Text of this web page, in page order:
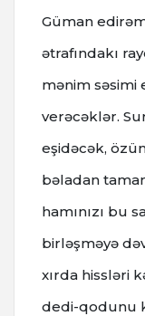
Güman
ətrafındakı
mənim səsimi
verəcəklər.
eşidəcək,
bəladan
hamınızı bu
birləşməyə
xırda hissləri
dedi-qodunu